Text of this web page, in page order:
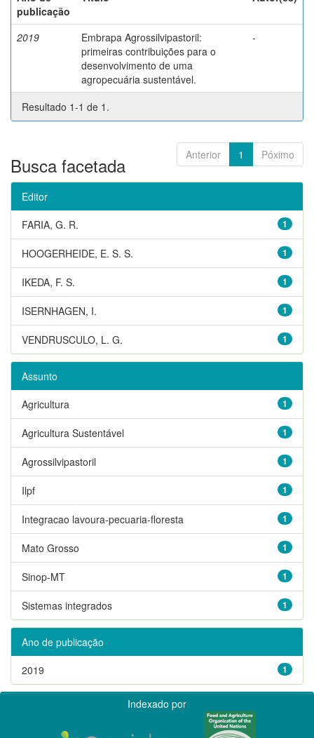
publicação
2019
Embrapa Agrossilvipastoril:
primeiras contribuições para o
desenvolvimento de uma
agropecuária sustentável.
-
Resultado 1-1 de 1.
Anterior 1 Póximo
Busca facetada
Editor
1
FARIA, G. R.
1
HOOGERHEIDE, E. S. S.
1
IKEDA, F. S.
1
ISERNHAGEN, I.
1
VENDRUSCULO, L. G.
Assunto
1
Agricultura
1
Agricultura Sustentável
1
Agrossilvipastoril
1
Ilpf
1
Integracao lavoura-pecuaria-floresta
1
Mato Grosso
1
Sinop-MT
1
Sistemas integrados
Ano de publicação
1
2019
Indexado por